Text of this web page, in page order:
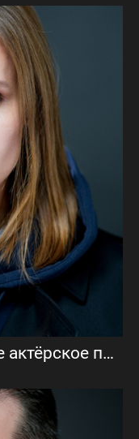
Екатерина Волк (типажное актёрское портфолио)